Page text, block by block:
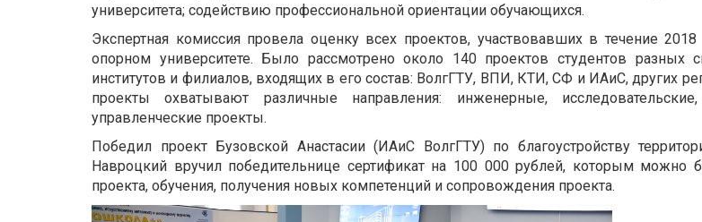
университета; содействию профессиональной ориентации обучающихся.
Экспертная комиссия провела оценку всех проектов, участвовавших в течение
опорном университете. Было рассмотрено около 140 проектов студентов разных
институтов и филиалов, входящих в его состав: ВолгГТУ, ВПИ, КТИ, СФ и ИАиС, других
проекты охватывают различные направления: инженерные,
управленческие проекты.
Победил проект Бузовской Анастасии (ИАиС ВолгГТУ) по благоустройству
Навроцкий вручил победительнице сертификат на 100 000 рублей, которым можно
проекта, обучения, получения новых компетенций и сопровождения проекта.